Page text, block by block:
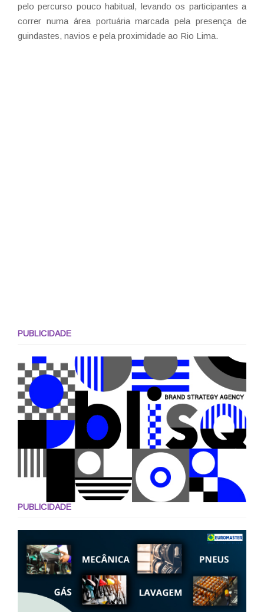
pelo percurso pouco habitual, levando os participantes a
correr numa área portuária marcada pela presença de
guindastes, navios e pela proximidade ao Rio Lima.
PUBLICIDADE
PUBLICIDADE